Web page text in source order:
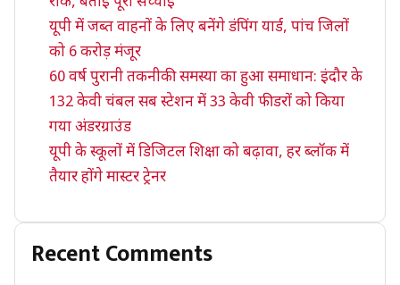
यूपी में जब्त वाहनों के लिए बनेंगे डंपिंग यार्ड, पांच जिलों
को 6 करोड़ मंजूर
60 वर्ष पुरानी तकनीकी समस्या का हुआ समाधान: इंदौर के
132 केवी चंबल सब स्टेशन में 33 केवी फीडरों को किया
गया अंडरग्राउंड
यूपी के स्कूलों में डिजिटल शिक्षा को बढ़ावा, हर ब्लॉक में
तैयार होंगे मास्टर ट्रेनर
Recent Comments